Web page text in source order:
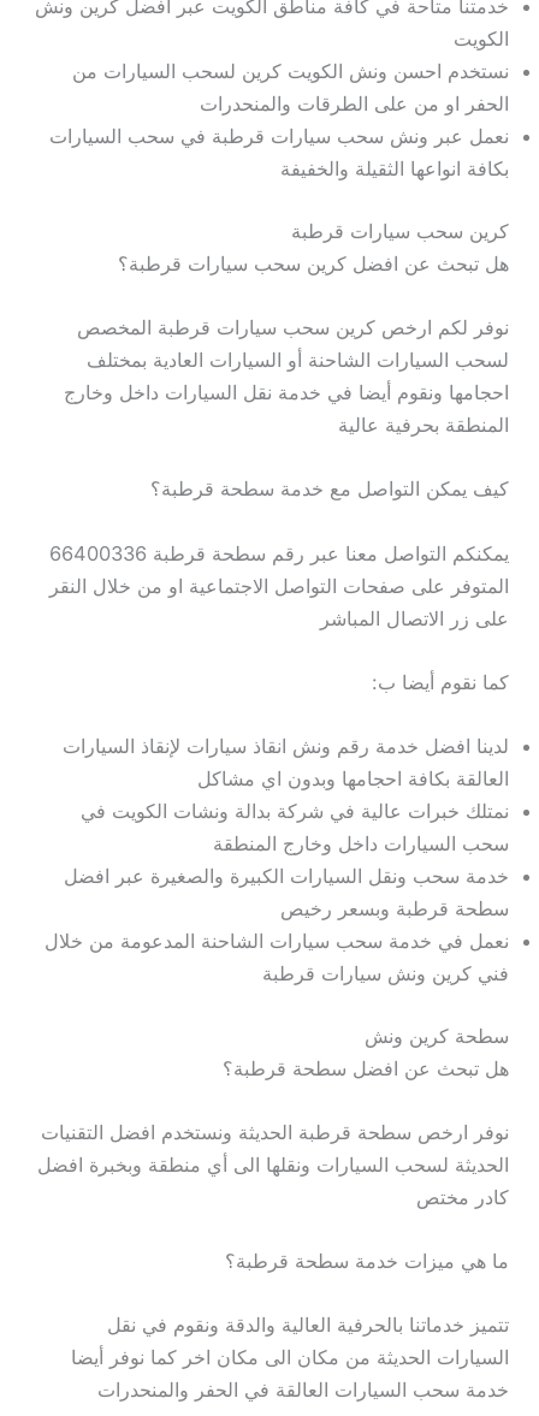
خدمتنا متاحة في كافة مناطق الكويت عبر افضل كرين ونش
الكويت
نستخدم احسن ونش الكويت كرين لسحب السيارات من
الحفر او من على الطرقات والمنحدرات
نعمل عبر ونش سحب سيارات قرطبة في سحب السيارات
بكافة انواعها الثقيلة والخفيفة
كرين سحب سيارات قرطبة
هل تبحث عن افضل كرين سحب سيارات قرطبة؟
نوفر لكم ارخص كرين سحب سيارات قرطبة المخصص
لسحب السيارات الشاحنة أو السيارات العادية بمختلف
احجامها ونقوم أيضا في خدمة نقل السيارات داخل وخارج
المنطقة بحرفية عالية
كيف يمكن التواصل مع خدمة سطحة قرطبة؟
يمكنكم التواصل معنا عبر رقم سطحة قرطبة 66400336
المتوفر على صفحات التواصل الاجتماعية او من خلال النقر
على زر الاتصال المباشر
كما نقوم أيضا ب:
لدينا افضل خدمة رقم ونش انقاذ سيارات لإنقاذ السيارات
العالقة بكافة احجامها وبدون اي مشاكل
نمتلك خبرات عالية في شركة بدالة ونشات الكويت في
سحب السيارات داخل وخارج المنطقة
خدمة سحب ونقل السيارات الكبيرة والصغيرة عبر افضل
سطحة قرطبة وبسعر رخيص
نعمل في خدمة سحب سيارات الشاحنة المدعومة من خلال
فني كرين ونش سيارات قرطبة
سطحة كرين ونش
هل تبحث عن افضل سطحة قرطبة؟
نوفر ارخص سطحة قرطبة الحديثة ونستخدم افضل التقنيات
الحديثة لسحب السيارات ونقلها الى أي منطقة وبخبرة افضل
كادر مختص
ما هي ميزات خدمة سطحة قرطبة؟
تتميز خدماتنا بالحرفية العالية والدقة ونقوم في نقل
السيارات الحديثة من مكان الى مكان اخر كما نوفر أيضا
خدمة سحب السيارات العالقة في الحفر والمنحدرات